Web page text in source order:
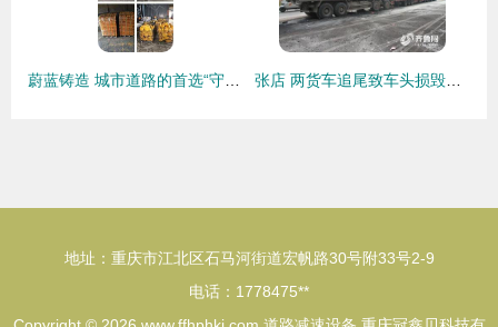
地址：重庆市江北区石马河街道宏帆路30号附33号2-9
电话：1778475**